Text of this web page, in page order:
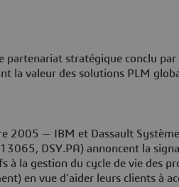
partenariat stratégique conclu par
la valeur des solutions PLM
2005 — IBM et Dassault
DSY.PA) annoncent la
à la gestion du cycle de vie des
en vue d’aider leurs clients à